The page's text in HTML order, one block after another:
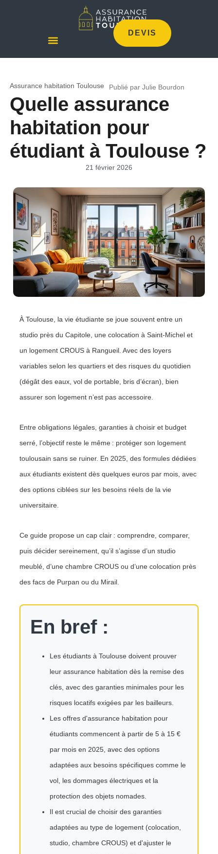
DEVIS
Assurance habitation Toulouse Publié par Julie Bourdon
Quelle assurance
habitation pour
étudiant à Toulouse ?
21 février 2026
À Toulouse, la vie étudiante se joue souvent entre un
studio près du Capitole, une colocation à Saint-Michel et
un logement CROUS à Rangueil. Avec des loyers
variables selon les quartiers et des risques du quotidien
(dégât des eaux, vol de portable, bris d’écran), bien
assurer son logement n’est pas accessoire.
Entre obligations légales, garanties à choisir et budget
serré, l’objectif reste le même : protéger son logement
toulousain sans se ruiner. En 2025, des formules dédiées
aux étudiants existent dès quelques euros par mois, avec
des options ciblées sur les besoins réels de la vie
universitaire.
Ce guide propose un cap clair : comprendre, comparer,
puis décider sereinement, qu’il s’agisse d’un studio
meublé, d’une chambre CROUS ou d’une colocation près
des facs de Purpan ou du Mirail.
En bref :
Les étudiants à Toulouse doivent prouver
leur assurance habitation dès la remise des
clés, avec des garanties minimales pour les
risques locatifs exigées par les bailleurs.
Les offres d'assurance habitation pour
étudiants commencent à partir de 5 à 15 €
par mois en 2025, avec des options
adaptées aux besoins spécifiques comme le
vol, les dommages électriques et la
protection des objets nomades.
Il est crucial de choisir des garanties
adaptées au type de logement (colocation,
studio, chambre CROUS) et d'ajuster le